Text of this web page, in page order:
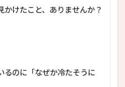
かけたこと、ありませんか？
るのに「なぜか冷たそうに